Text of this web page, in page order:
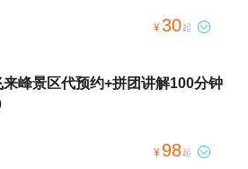
¥30起 
峰景区代预约+拼团讲解100分钟
¥ 98起 